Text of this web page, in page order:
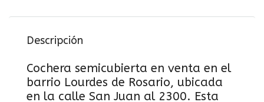
Descripción
Cochera semicubierta en venta en el
barrio Lourdes de Rosario, ubicada
en la calle San Juan al 2300. Esta